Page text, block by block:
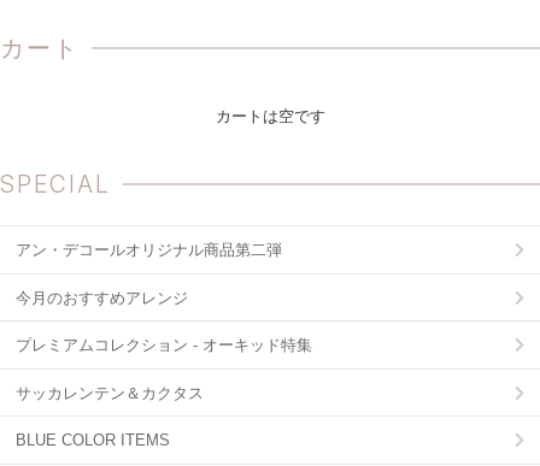
カート
カートは空です
SPECIAL
アン・デコールオリジナル商品第二弾
今月のおすすめアレンジ
プレミアムコレクション - オーキッド特集
サッカレンテン＆カクタス
BLUE COLOR ITEMS